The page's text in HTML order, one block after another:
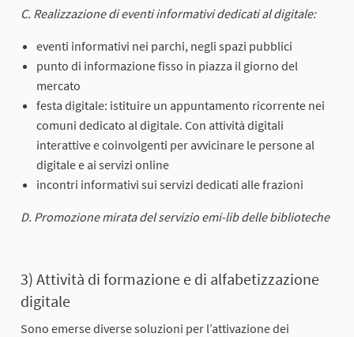
C. Realizzazione di eventi informativi dedicati al digitale:
eventi informativi nei parchi, negli spazi pubblici
punto di informazione fisso in piazza il giorno del
mercato
festa digitale: istituire un appuntamento ricorrente nei
comuni dedicato al digitale. Con attività digitali
interattive e coinvolgenti per avvicinare le persone al
digitale e ai servizi online
incontri informativi sui servizi dedicati alle frazioni
D. Promozione mirata del servizio emi-lib delle biblioteche
3) Attività di formazione e di alfabetizzazione
digitale
Sono emerse diverse soluzioni per l’attivazione dei